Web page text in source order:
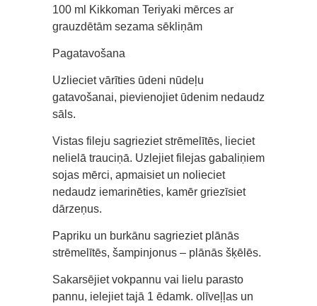
100 ml Kikkoman Teriyaki mērces ar
grauzdētām sezama sēkliņām
Pagatavošana
Uzlieciet vārīties ūdeni nūdeļu
gatavošanai, pievienojiet ūdenim nedaudz
sāls.
Vistas fileju sagrieziet strēmelītēs, lieciet
nelielā trauciņā. Uzlejiet filejas gabaliņiem
sojas mērci, apmaisiet un nolieciet
nedaudz iemarinēties, kamēr griezīsiet
dārzeņus.
Papriku un burkānu sagrieziet plānās
strēmelītēs, šampinjonus – plānās šķēlēs.
Sakarsējiet vokpannu vai lielu parasto
pannu, ielejiet tajā 1 ēdamk. olīveļļas un